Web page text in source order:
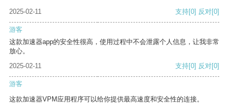
2025-02-11 支持[0] 反对[0]
游客
这款加速器app的安全性很高，使用过程中不会泄露个人信息，让我非常
放心。
2025-02-11
支持[0] 反对[0]
游客
这款加速器VPM应用程序可以给你提供最高速度和安全性的连接。